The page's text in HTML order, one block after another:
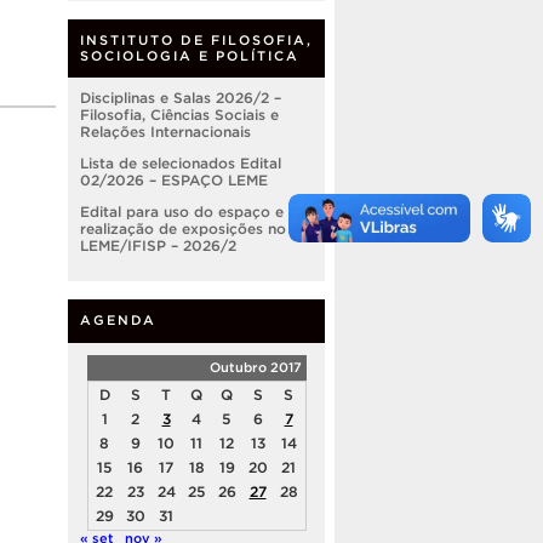
INSTITUTO DE FILOSOFIA,
SOCIOLOGIA E POLÍTICA
Disciplinas e Salas 2026/2 –
Filosofia, Ciências Sociais e
Relações Internacionais
Lista de selecionados Edital
02/2026 – ESPAÇO LEME
Edital para uso do espaço e
realização de exposições no
LEME/IFISP – 2026/2
AGENDA
Outubro 2017
D S T Q Q S
S
1
2 3 4 5 6
7
8
9 10 11 12 13
14
15
16 17 18 19 20
21
22
23 24 25 26 27
28
29
30 31
« set nov »